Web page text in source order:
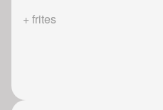
+ frites